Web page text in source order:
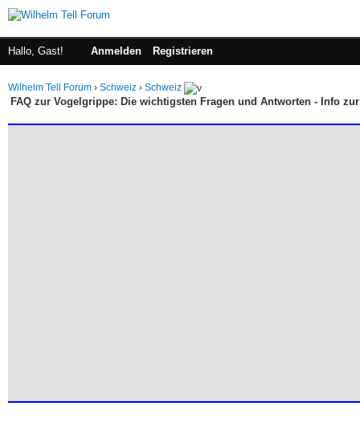
Hallo, Gast! Anmelden Registrieren
Wilhelm Tell Forum › Schweiz › Schweiz
FAQ zur Vogelgrippe: Die wichtigsten Fragen und Antworten - Info